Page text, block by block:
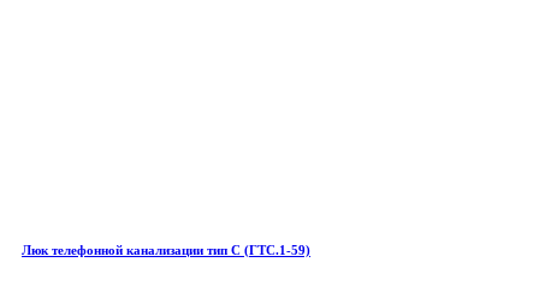
Люк телефонной канализации тип С (ГТС.1-59)